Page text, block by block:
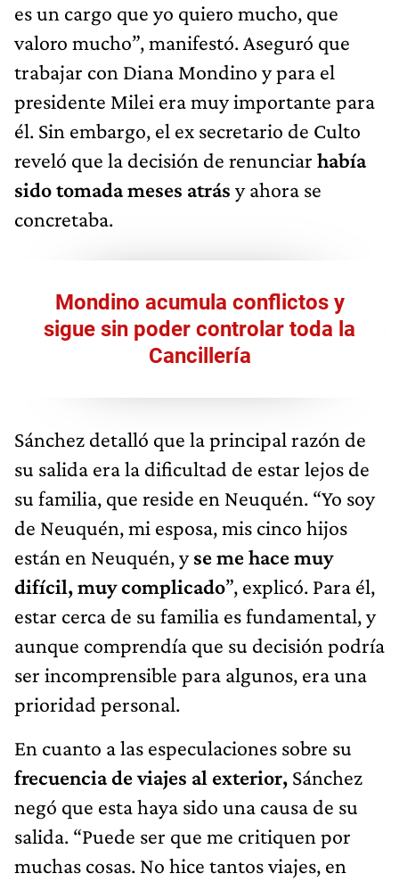
es un cargo que yo quiero mucho, que
valoro mucho”, manifestó. Aseguró que
trabajar con Diana Mondino y para el
presidente Milei era muy importante para
él. Sin embargo, el ex secretario de Culto
reveló que la decisión de renunciar había
sido tomada meses atrás y ahora se
concretaba.
Mondino acumula conflictos y
sigue sin poder controlar toda la
Cancillería
Sánchez detalló que la principal razón de
su salida era la dificultad de estar lejos de
su familia, que reside en Neuquén. “Yo soy
de Neuquén, mi esposa, mis cinco hijos
están en Neuquén, yse me hace muy
difícil, muy complicado”, explicó. Para él,
estar cerca de su familia es fundamental, y
aunque comprendía que su decisión podría
ser incomprensible para algunos, era una
prioridad personal.
En cuanto a las especulaciones sobre su
frecuencia de viajes al exterior, Sánchez
negó que esta haya sido una causa de su
salida. “Puede ser que me critiquen por
muchas cosas. No hice tantos viajes, en